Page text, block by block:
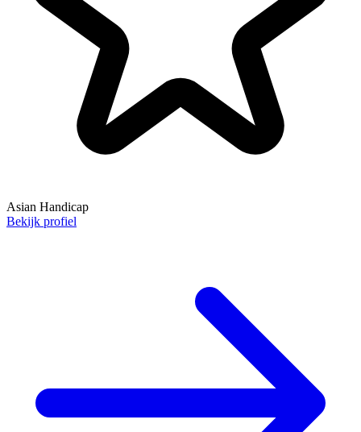
Asian Handicap
Bekijk profiel